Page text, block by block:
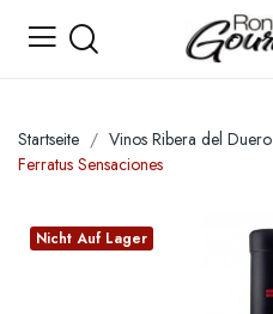
Startseite Vinos Ribera del Duero
Ferratus Sensaciones
Nicht Auf Lager